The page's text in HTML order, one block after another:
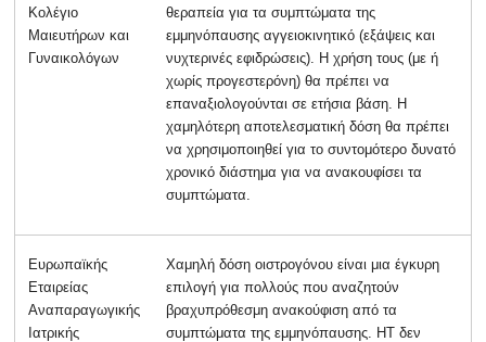
Κολέγιο
Μαιευτήρων και
Γυναικολόγων
θεραπεία για τα συμπτώματα της
εμμηνόπαυσης αγγειοκινητικό (εξάψεις και
νυχτερινές εφιδρώσεις). Η χρήση τους (με ή
χωρίς προγεστερόνη) θα πρέπει να
επαναξιολογούνται σε ετήσια βάση. Η
χαμηλότερη αποτελεσματική δόση θα πρέπει
να χρησιμοποιηθεί για το συντομότερο δυνατό
χρονικό διάστημα για να ανακουφίσει τα
συμπτώματα.
Ευρωπαϊκής
Εταιρείας
Αναπαραγωγικής
Ιατρικής
Χαμηλή δόση οιστρογόνου είναι μια έγκυρη
επιλογή για πολλούς που αναζητούν
βραχυπρόθεσμη ανακούφιση από τα
συμπτώματα της εμμηνόπαυσης. HT δεν